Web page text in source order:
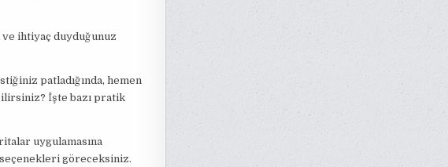
ve ihtiyaç duyduğunuz
patladığında, hemen
İşte bazı pratik
uygulamasına
seçenekleri göreceksiniz.